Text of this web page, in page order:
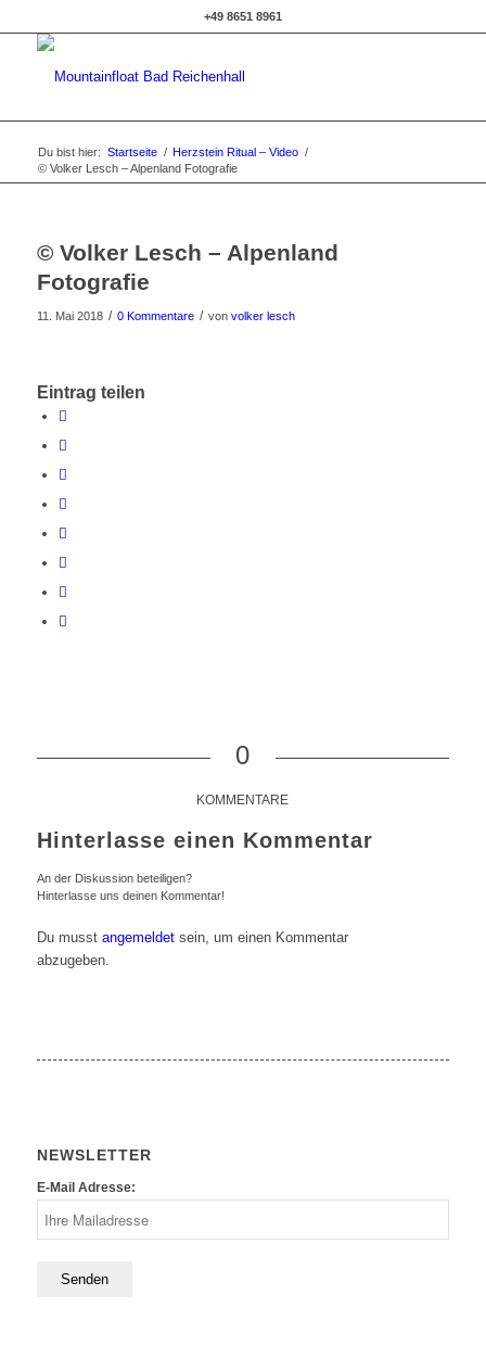
+49 8651 8961
Du bist hier: Startseite / Herzstein Ritual – Video /
© Volker Lesch – Alpenland Fotografie
© Volker Lesch – Alpenland
Fotografie
11. Mai 2018 / 0 Kommentare / von volker lesch
Eintrag teilen
0
KOMMENTARE
Hinterlasse einen Kommentar
An der Diskussion beteiligen?
Hinterlasse uns deinen Kommentar!
Du musst angemeldetsein, um einen Kommentar
abzugeben.
NEWSLETTER
E-Mail Adresse: